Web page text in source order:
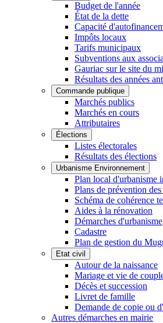
Budget de l'année
État de la dette
Capacité
Impôts locaux
Tarifs municipaux
Subventions aux
Gauriac sur le site du
Résultats des années
Commande publique
Marchés publics
Marchés en cours
Attributaires
Élections
Listes électorales
Résultats des élections
Urbanisme Environnement
Plan local d'urbanisme
Plans de prévention
Schéma de cohérence
Aides à la rénovation
Démarches d'urbanisme
Cadastre
Plan de gestion du
Etat civil
Autour de la naissance
Mariage et vie de
Décès et succession
Livret de famille
Demande de copie ou
Autres démarches en mairie